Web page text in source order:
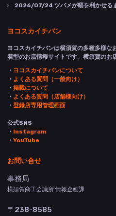
2026/07/24 ツバメが幅を利かせる
ヨコスカイチバン
ヨコスカイチバンは横須賀の多種多様
着型のお店情報サイトです。横須賀のお
・ ヨコスカイチバンについて
・ よくある質問（一般向け）
・ 掲載について
・ よくある質問（店舗様向け）
・ 登録店専用管理画面
公式SNS
・ Instagram
・ YouTube
お問い合せ
事務局
横須賀商工会議所 情報企画課
〒238-8585